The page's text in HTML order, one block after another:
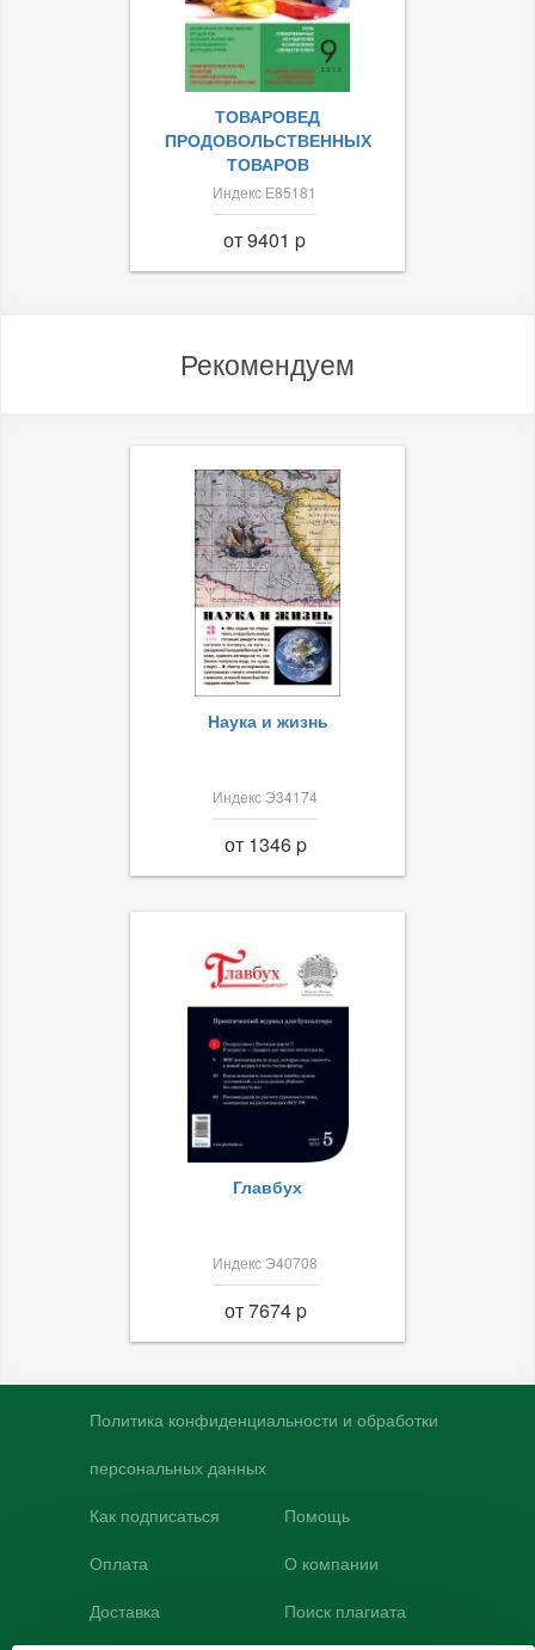
ТОВАРОВЕД
ПРОДОВОЛЬСТВЕННЫХ
ТОВАРОВ
Индекс Е85181
от 9401 p
Рекомендуем
Наука и жизнь
Индекс Э34174
от 1346 p
Главбух
Индекс Э40708
от 7674 p
Политика конфиденциальности и обработки
персональных данных
Как подписаться
Оплата
Доставка
Помощь
О компании
Поиск плагиата